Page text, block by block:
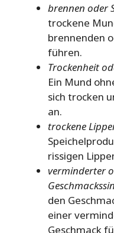
brennen oder
trockene
brennenden
führen.
Trockenheit
Ein Mund
sich trocken
an.
trockene
rissigen
verminderter
den
einer
Geschmack